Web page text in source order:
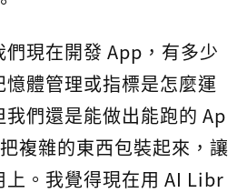
現在開發 App，有多少
體管理或指標是怎麼運
們還是能做出能跑的 Ap
複雜的東西包裝起來，讓
上。我覺得現在用 AI Libr